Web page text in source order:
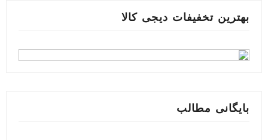
بهترین تخفیفات دیجی کالا
بایگانی مطالب